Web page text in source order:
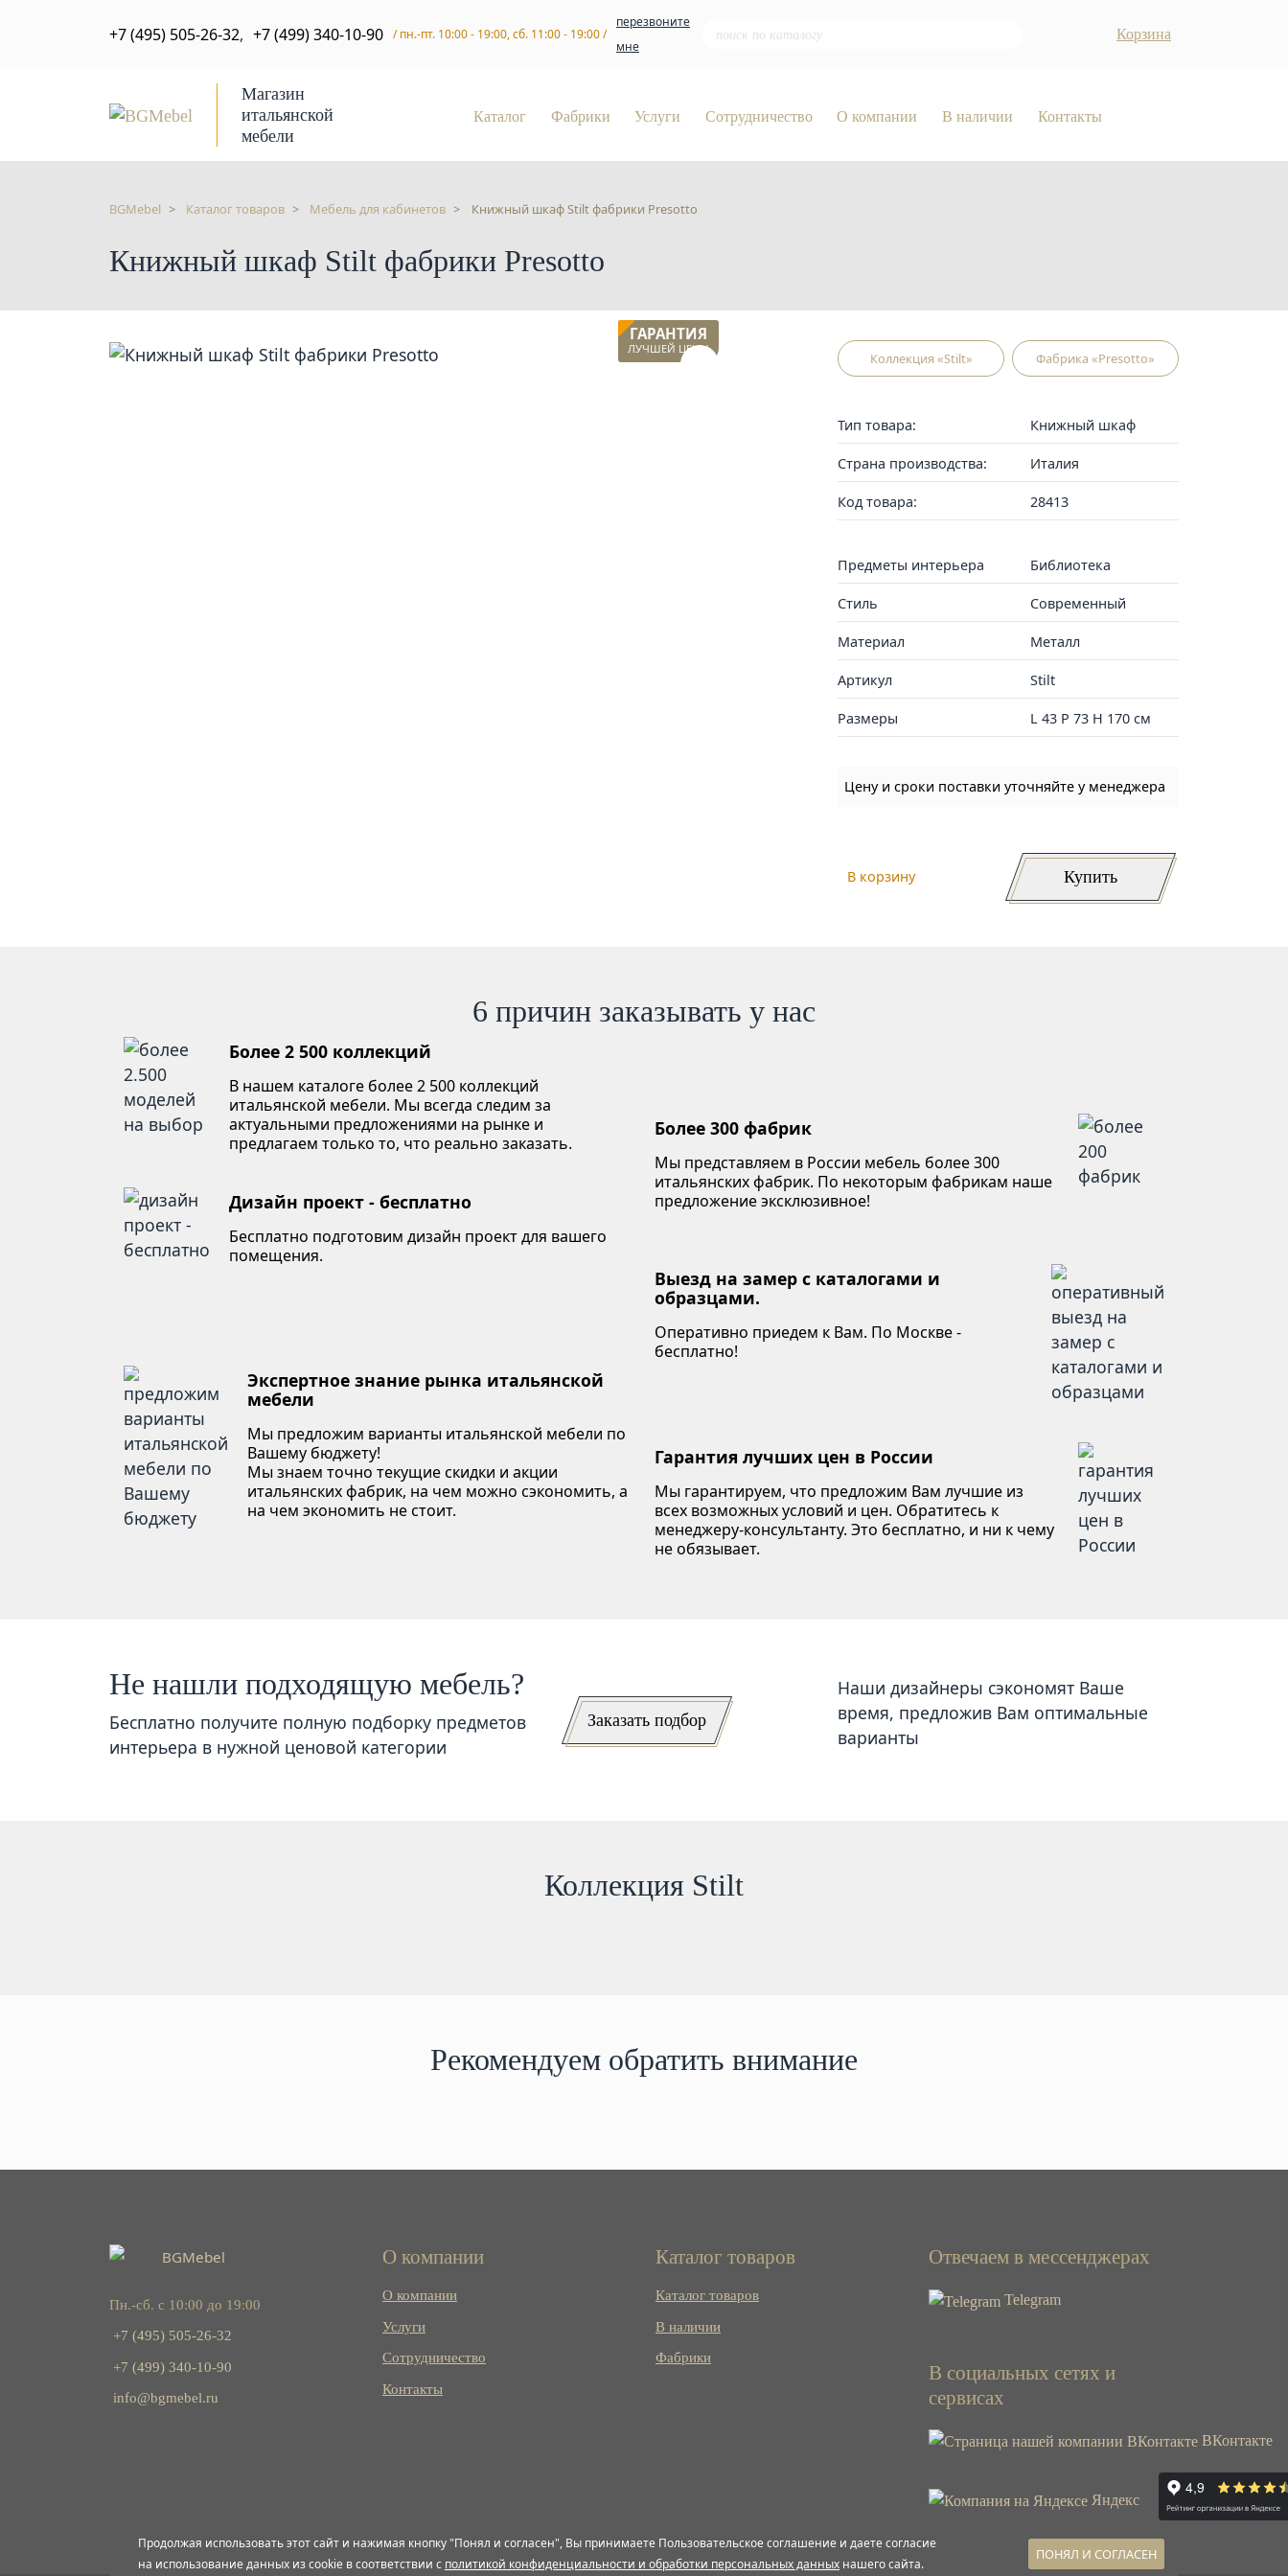
+7 (495) 505-26-32, +7 (499) 340-10-90 / пн.-пт. 10:00 - 19:00, сб. 11:00 - 19:00 /
перезвоните
мне
Корзина
Магазин
итальянской
мебели
Каталог Фабрики Услуги Сотрудничество О компании В наличии Контакты
BGMebel Каталог товаров Мебель для кабинетов Книжный шкаф Stilt фабрики Presotto
Книжный шкаф Stilt фабрики Presotto
ГАРАНТИЯ
ЛУЧШЕЙ ЦЕНЫ
Фабрика «Presotto»
Коллекция «Stilt»
Тип товара: Книжный шкаф
Страна производства: Италия
Код товара: 28413
Предметы интерьера Библиотека
Стиль Современный
Материал Металл
Артикул Stilt
Размеры L 43 P 73 H 170 см
Цену и сроки поставки уточняйте у менеджера
В корзину Купить
6 причин заказывать у нас
Более 2 500 коллекций
В нашем каталоге более 2 500 коллекций
итальянской мебели. Мы всегда следим за
актуальными предложениями на рынке и
предлагаем только то, что реально заказать.
Более 300 фабрик
Мы представляем в России мебель более 300
итальянских фабрик. По некоторым фабрикам наше
предложение эксклюзивное!
Дизайн проект - бесплатно
Бесплатно подготовим дизайн проект для вашего
помещения.
Выезд на замер с каталогами и
образцами.
Оперативно приедем к Вам. По Москве -
бесплатно!
Экспертное знание рынка итальянской
мебели
Мы предложим варианты итальянской мебели по
Вашему бюджету!
Мы знаем точно текущие скидки и акции
итальянских фабрик, на чем можно сэкономить, а
на чем экономить не стоит.
Гарантия лучших цен в России
Мы гарантируем, что предложим Вам лучшие из
всех возможных условий и цен. Обратитесь к
менеджеру-консультанту. Это бесплатно, и ни к чему
не обязывает.
Не нашли подходящую мебель?
Бесплатно получите полную подборку предметов
интерьера в нужной ценовой категории
Заказать подбор
Наши дизайнеры сэкономят Ваше
время, предложив Вам оптимальные
варианты
Коллекция Stilt
Рекомендуем обратить внимание
Пн.-сб. с 10:00 до 19:00
+7 (495) 505-26-32
+7 (499) 340-10-90
info@bgmebel.ru
О компании
О компании
Услуги
Сотрудничество
Контакты
Каталог товаров
Каталог товаров
В наличии
Фабрики
Отвечаем в мессенджерах
Telegram
В социальных сетях и
сервисах
ВКонтакте
Яндекс
Продолжая использовать этот сайт и нажимая кнопку "Понял и согласен", Вы принимаете Пользовательское соглашение и даете согласие
на использование данных из cookie в соответствии с политикой конфиденциальности и обработки персональных данных нашего сайта.
ПОНЯЛ И СОГЛАСЕН